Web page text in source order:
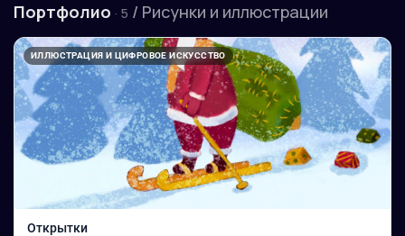
Портфолио · 5 / Рисунки и иллюстрации
ИЛЛЮСТРАЦИЯ И ЦИФРОВОЕ ИСКУССТВО
Открытки